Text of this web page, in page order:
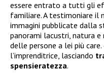
essere entrato a tutti gli
familiare. A testimoniare il
immagini pubblicate dalla
panorami lacustri, natura
delle persone a lei più care.
l’imprenditrice, lasciando
spensieratezza.